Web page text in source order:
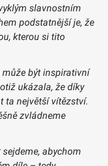
slavnostním
podstatnější je, že
kterou si tito
může být inspirativní
ukázala, že díky
ta největší vítězství.
zvládneme
abychom